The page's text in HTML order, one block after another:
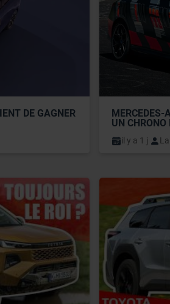
DE GAGNER
MERCEDES-
UN
il y a 1 j